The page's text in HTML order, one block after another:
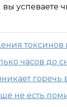
вы успеваете
токсинов
часов до
горечь
не есть